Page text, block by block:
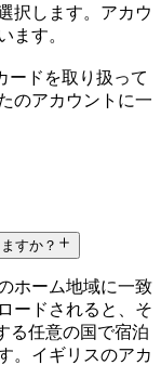
択します。アカウ
ます。
ードを取り扱って
のアカウントに一
すか？
ホーム地域に一致
ードされると、そ
る任意の国で宿泊
。イギリスのアカ